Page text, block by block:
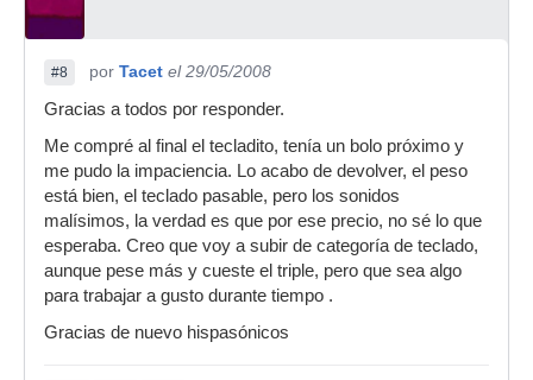
#8 por Tacet el 29/05/2008
Gracias a todos por responder.
Me compré al final el tecladito, tenía un bolo próximo y
me pudo la impaciencia. Lo acabo de devolver, el peso
está bien, el teclado pasable, pero los sonidos
malísimos, la verdad es que por ese precio, no sé lo que
esperaba. Creo que voy a subir de categoría de teclado,
aunque pese más y cueste el triple, pero que sea algo
para trabajar a gusto durante tiempo .
Gracias de nuevo hispasónicos